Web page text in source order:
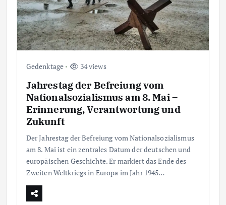
Gedenktage 34 views
Jahrestag der Befreiung vom
Nationalsozialismus am 8. Mai –
Erinnerung, Verantwortung und
Zukunft
Der Jahrestag der Befreiung vom Nationalsozialismus
am 8. Mai ist ein zentrales Datum der deutschen und
europäischen Geschichte. Er markiert das Ende des
Zweiten Weltkriegs in Europa im Jahr 1945…